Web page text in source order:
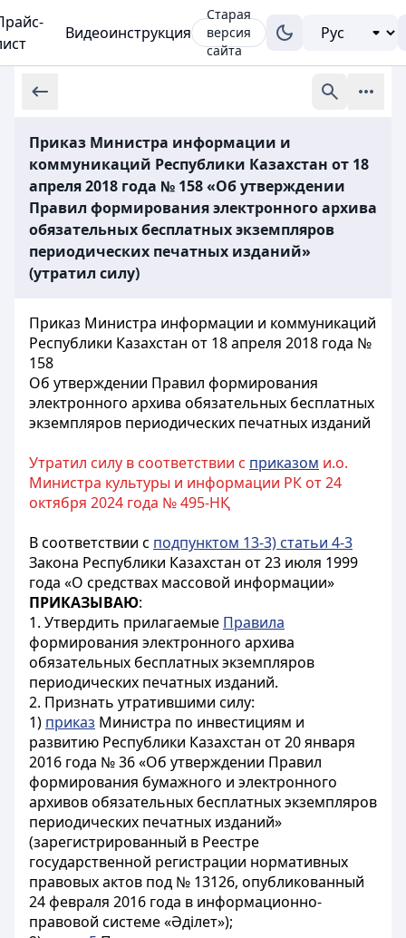
Видеоинструкция
Старая
версия
сайта
Приказ Министра информации и
коммуникаций Республики Казахстан от 18
апреля 2018 года № 158 «Об утверждении
Правил формирования электронного архива
обязательных бесплатных экземпляров
периодических печатных изданий»
(утратил силу)
Приказ Министра информации и коммуникаций
Республики Казахстан от 18 апреля 2018 года №
158
Об утверждении Правил формирования
электронного архива обязательных бесплатных
экземпляров периодических печатных изданий
Утратил силу в соответствии с приказом и.о.
Министра культуры и информации РК от 24
октября 2024 года № 495-НҚ
В соответствии с подпунктом 13-3) статьи 4-3
Закона Республики Казахстан от 23 июля 1999
года «О средствах массовой информации»
ПРИКАЗЫВАЮ:
1. Утвердить прилагаемые Правила
формирования электронного архива
обязательных бесплатных экземпляров
периодических печатных изданий.
2. Признать утратившими силу:
1) приказ Министра по инвестициям и
развитию Республики Казахстан от 20 января
2016 года № 36 «Об утверждении Правил
формирования бумажного и электронного
архивов обязательных бесплатных экземпляров
периодических печатных изданий»
(зарегистрированный в Реестре
государственной регистрации нормативных
правовых актов под № 13126, опубликованный
24 февраля 2016 года в информационно-
правовой системе «Әділет»);